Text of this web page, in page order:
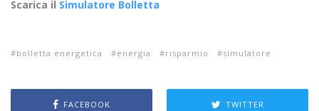
Scarica il Simulatore Bolletta
bolletta energetica energia risparmio simulatore
FACEBOOK TWITTER